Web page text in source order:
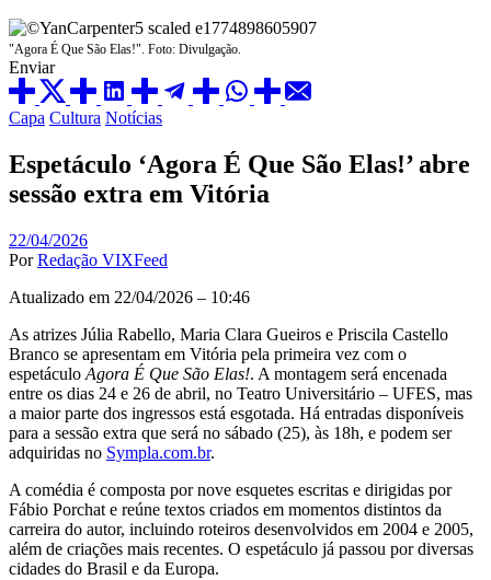
"Agora É Que São Elas!". Foto: Divulgação.
Enviar
Capa Cultura Notícias
Espetáculo ‘Agora É Que São Elas!’ abre
sessão extra em Vitória
22/04/2026
Por Redação VIXFeed
Atualizado em 22/04/2026 – 10:46
As atrizes Júlia Rabello, Maria Clara Gueiros e Priscila Castello
Branco se apresentam em Vitória pela primeira vez com o
espetáculo Agora É Que São Elas!. A montagem será encenada
entre os dias 24 e 26 de abril, no Teatro Universitário – UFES, mas
a maior parte dos ingressos está esgotada. Há entradas disponíveis
para a sessão extra que será no sábado (25), às 18h, e podem ser
adquiridas no Sympla.com.br.
A comédia é composta por nove esquetes escritas e dirigidas por
Fábio Porchat e reúne textos criados em momentos distintos da
carreira do autor, incluindo roteiros desenvolvidos em 2004 e 2005,
além de criações mais recentes. O espetáculo já passou por diversas
cidades do Brasil e da Europa.